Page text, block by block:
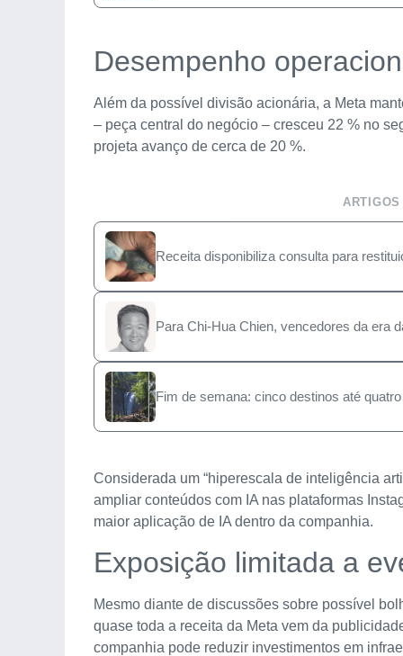
Desempenho
Além da possível divisão acionária, a Meta
– peça central do negócio – cresceu 22 % no
projeta avanço de cerca de 20 %.
Receita disponibiliza consulta para
Para Chi-Hua Chien, vencedores da era
Fim de semana: cinco destinos até
Considerada um “hiperescala de inteligência
ampliar conteúdos com IA nas plataformas
maior aplicação de IA dentro da companhia.
Exposição limitada a
Mesmo diante de discussões sobre possível
quase toda a receita da Meta vem da
companhia pode reduzir investimentos em